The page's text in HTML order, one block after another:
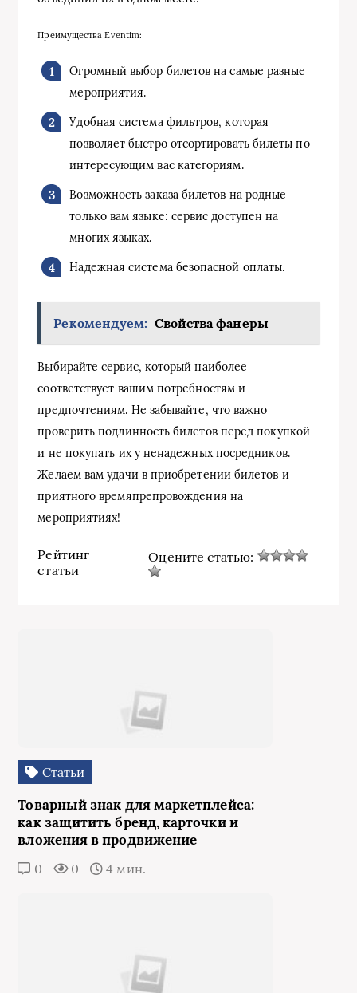
Преимущества Eventim:
Огромный выбор билетов на самые разные
мероприятия.
Удобная система фильтров, которая
позволяет быстро отсортировать билеты по
интересующим вас категориям.
Возможность заказа билетов на родные
только вам языке: сервис доступен на
многих языках.
Надежная система безопасной оплаты.
Рекомендуем: Свойства фанеры
Выбирайте сервис, который наиболее
соответствует вашим потребностям и
предпочтениям. Не забывайте, что важно
проверить подлинность билетов перед покупкой
и не покупать их у ненадежных посредников.
Желаем вам удачи в приобретении билетов и
приятного времяпрепровождения на
мероприятиях!
Рейтинг
статьи
Оцените статью:
Статьи
Товарный знак для маркетплейса:
как защитить бренд, карточки и
вложения в продвижение
0 0 4 мин.